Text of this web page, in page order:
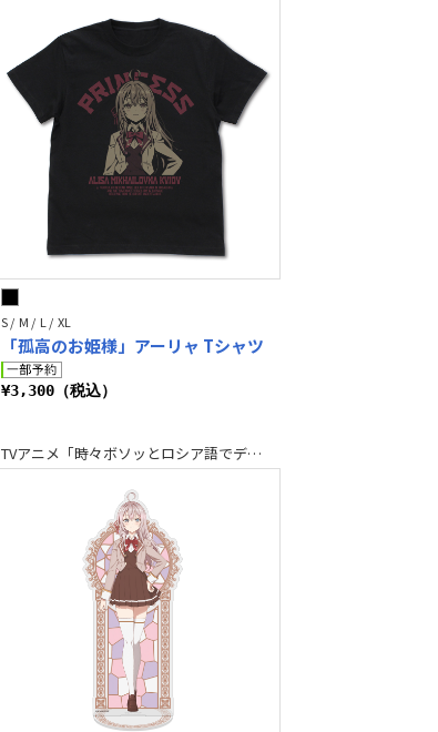
S / M / L / XL
「孤高のお姫様」アーリャ Tシャツ
¥3,300（税込）
TVアニメ「時々ボソッとロシア語でデレる隣のアーリャさん」